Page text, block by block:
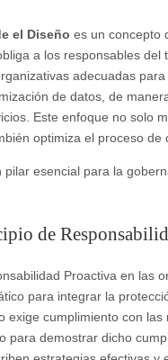
el Diseño es un concepto
a los responsables del
adecuadas
de datos, de
Este enfoque no solo
optimiza el proceso de
esencial para la
de
Proactiva en las
para integrar la
exige cumplimiento con las
para demostrar dicho